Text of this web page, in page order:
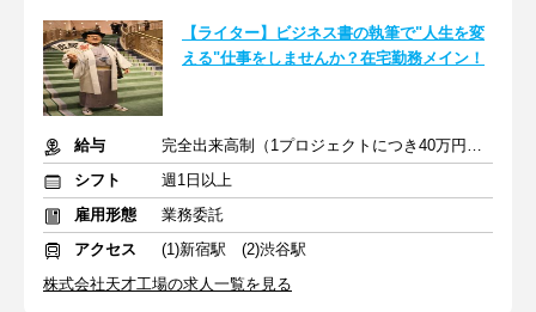
【ライター】ビジネス書の執筆で"人生を変
える"仕事をしませんか？在宅勤務メイン！
給与
完全出来高制（1プロジェクトにつき40万円～）
シフト
週1日以上
雇用形態
業務委託
アクセス
(1)新宿駅 (2)渋谷駅
株式会社天才工場の求人一覧を見る